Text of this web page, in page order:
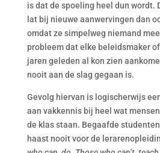
is dat de spoeling heel dun wordt.
lat bij nieuwe aanwervingen dan
omdat ze simpelweg niemand
probleem dat elke beleidsmaker
jaren geleden al kon zien
nooit aan de slag gegaan is.
Gevolg hiervan is logischerwijs
aan vakkennis bij heel wat
de klas staan. Begaafde
haast nooit voor de